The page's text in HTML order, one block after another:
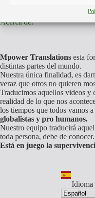
ン。
防
を
受
け
さ
せ
よ
う
と
し
て
す。
レ
ク
チ
ン
に
何
が
含
ま
れ
て
る
か
が
Acerca de:
Mpower Translations esta
distintas partes del mundo.
Nuestra única finalidad, es
veraz que otros no quieren
Traducimos aquellos videos y
realidad de lo que nos
los tiempos que todos vamos
globalistas y pro humanos.
Nuestro equipo traducirá
toda persona, debe de conocer.
Está en juego la
Idioma